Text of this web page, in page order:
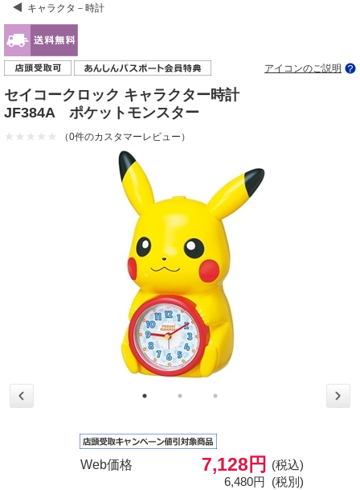
キャラクタ－時計
アイコンのご説明
セイコークロック キャラクター時計
JF384A ポケットモンスター
（0件のカスタマーレビュー）
Web価格 7,128円
(税込)
6,480円 (税別)